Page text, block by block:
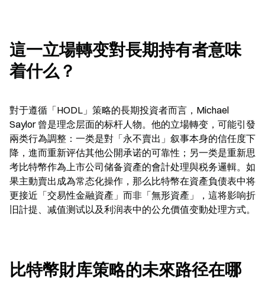
這一立場轉变對長期持有者意味
着什么？
對于遵循「HODL」策略的長期投資者而言，Michael
Saylor 曾是理念层面的标杆人物。他的立場轉变，可能引發
兩类行為調整：一类是對「永不賣出」叙事本身的信任度下
降，進而重新评估其他公開承诺的可靠性；另一类是重新思
考比特幣作為上市公司储备資產的會計处理與税务邏輯。如
果主動賣出成為常态化操作，那么比特幣在資產負债表中将
更接近「交易性金融資產」而非「無形資產」，這将影响折
旧計提、减值测试以及利润表中的公允價值变動处理方式。
比特幣財库策略的未來路径在哪